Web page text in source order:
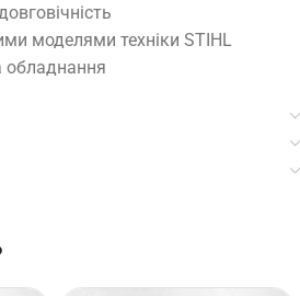
моделями техніки STIHL
обладнання